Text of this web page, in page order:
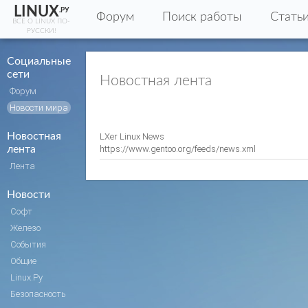
LINUX.РУ
ВСЕ О LINUX ПО-
РУССКИ!
Форум Поиск работы
Новостная лента
LXer Linux News
https://www.gentoo.org/feeds/news.xml
Социальные
сети
Форум
Новости мира
Новостная
лента
Лента
Новости
Софт
Железо
События
Общие
Linux.Ру
Безопасность